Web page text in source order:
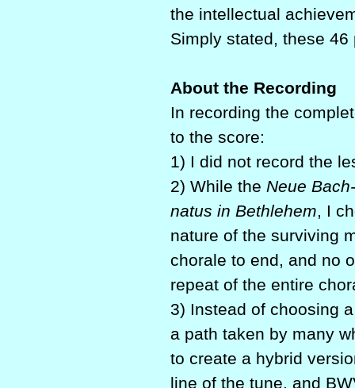
the intellectual
Simply stated, these
About the Recording
In recording the
to the score:
1) I did not record the
2) While the Neue
natus in Bethlehem, I
nature of the surviving
chorale to end, and no
repeat of the entire
3) Instead of choosing
a path taken by many
to create a hybrid
line of the tune, and